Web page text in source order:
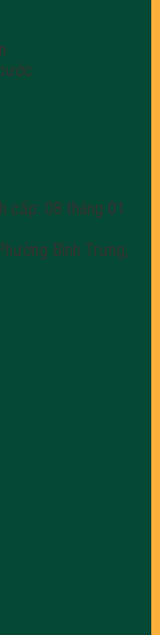
cấp: 08 tháng 01
Bình Trưng,